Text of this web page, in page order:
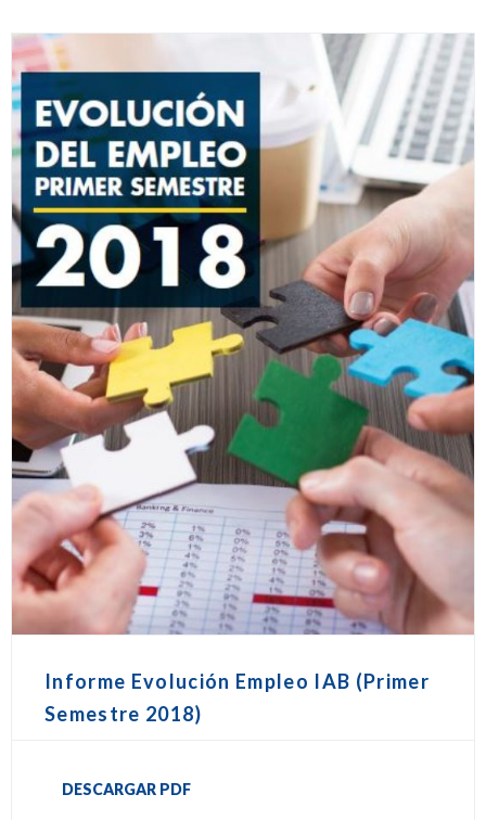
Informe Evolución Empleo IAB (Primer
Semestre 2018)
DESCARGAR PDF